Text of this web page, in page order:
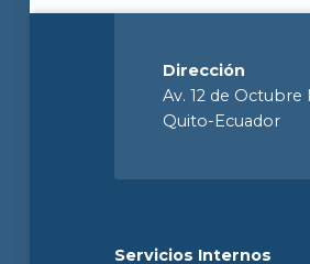
Dirección
Av. 12 de Octubre
Quito-Ecuador
Servicios Internos